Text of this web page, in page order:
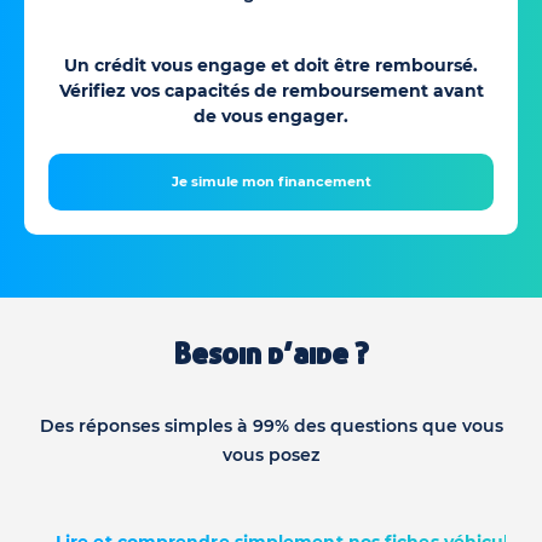
Un crédit vous engage et doit être remboursé.
Vérifiez vos capacités de remboursement avant
de vous engager.
Je simule mon financement
Besoin d’aide ?
Des réponses simples à 99% des questions que vous
vous posez